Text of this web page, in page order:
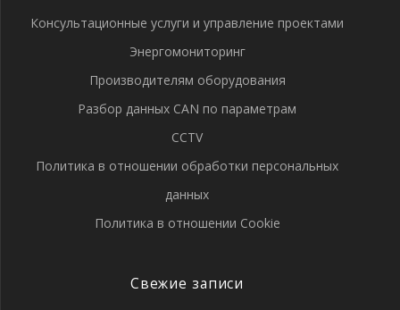
Консультационные услуги и управление проектами
Энергомониторинг
Производителям оборудования
Разбор данных CAN по параметрам
CCTV
Политика в отношении обработки персональных
данных
Политика в отношении Cookie
Свежие записи